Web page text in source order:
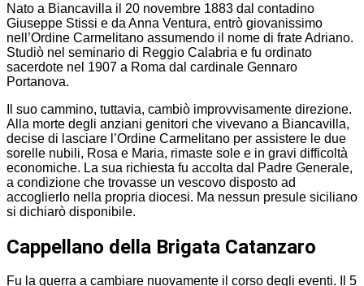
Nato a Biancavilla il 20 novembre 1883 dal contadino
Giuseppe Stissi e da Anna Ventura, entrò giovanissimo
nell’Ordine Carmelitano assumendo il nome di frate Adriano.
Studiò nel seminario di Reggio Calabria e fu ordinato
sacerdote nel 1907 a Roma dal cardinale Gennaro
Portanova.
Il suo cammino, tuttavia, cambiò improvvisamente direzione.
Alla morte degli anziani genitori che vivevano a Biancavilla,
decise di lasciare l’Ordine Carmelitano per assistere le due
sorelle nubili, Rosa e Maria, rimaste sole e in gravi difficoltà
economiche. La sua richiesta fu accolta dal Padre Generale,
a condizione che trovasse un vescovo disposto ad
accoglierlo nella propria diocesi. Ma nessun presule siciliano
si dichiarò disponibile.
Cappellano della Brigata Catanzaro
Fu la guerra a cambiare nuovamente il corso degli eventi. Il 5